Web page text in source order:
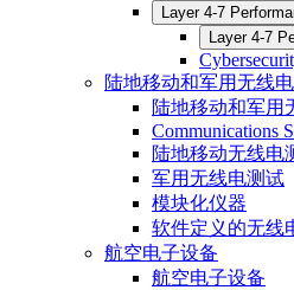
Layer 4-7
Layer 4-7
陆地移动和军用无线电
陆地移动和军用
Communications
陆地移动无线电
军用无线电测试
模块化仪器
软件定义的无线
航空电子设备
航空电子设备